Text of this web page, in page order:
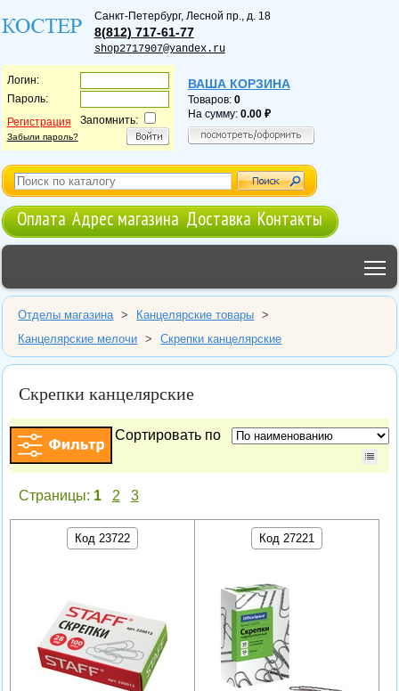
Санкт-Петербург, Лесной пр., д. 18
8(812) 717-61-77
shop2717907@yandex.ru
Логин:
Пароль:
Регистрация
Забыли пароль?
Запомнить:
ВАША КОРЗИНА
Товаров: 0
На сумму: 0.00
Оплата Адрес магазина Доставка Контакты
Отделы магазина > Канцелярские товары
>
Канцелярские мелочи
> Скрепки канцелярские
Скрепки канцелярские
Сортировать по
Страницы: 1 2 3
Код 23722 Код 27221